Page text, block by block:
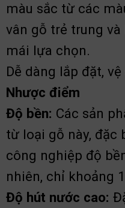
màu sắc từ các
vân gỗ trẻ trung
mái lựa chọn.
Dễ dàng lắp đặt,
Nhược điểm
Độ bền: Các sản
từ loại gỗ này, đặc
công nghiệp độ
nhiên, chỉ khoảng
Độ hút nước cao: